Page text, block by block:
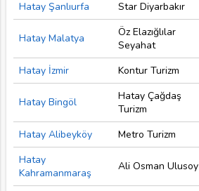
Hatay Şanlıurfa Star Diyarbakır
Hatay Malatya
Öz Elazığlılar
Seyahat
Hatay İzmir Kontur Turizm
Hatay Bingöl
Hatay Çağdaş
Turizm
Hatay Alibeyköy Metro Turizm
Hatay
Kahramanmaraş
Ali Osman Ulusoy